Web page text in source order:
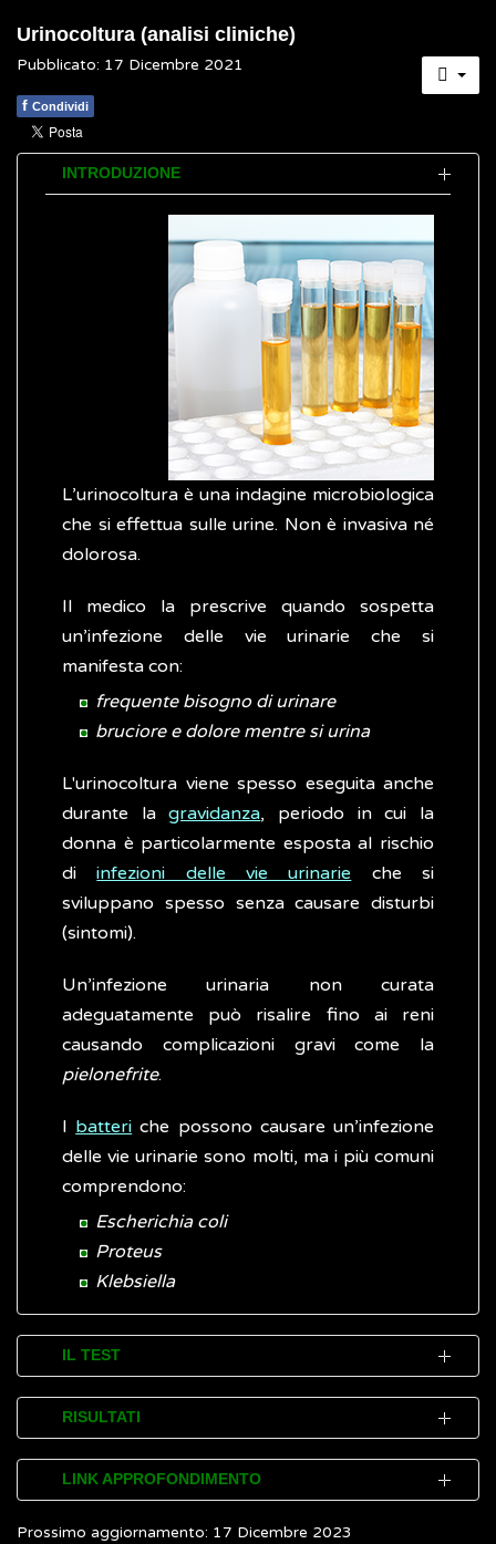
Urinocoltura (analisi cliniche)
Pubblicato: 17 Dicembre 2021
f Condividi
INTRODUZIONE
L’urinocoltura è una indagine microbiologica
che si effettua sulle urine. Non è invasiva né
dolorosa.
Il medico la prescrive quando sospetta
un’infezione delle vie urinarie che si
manifesta con:
frequente bisogno di urinare
bruciore e dolore mentre si urina
L'urinocoltura viene spesso eseguita anche
durante lagravidanza, periodo in cui la
donna è particolarmente esposta al rischio
diinfezioni delle vie urinarie che si
sviluppano spesso senza causare disturbi
(sintomi).
Un’infezione urinaria non curata
adeguatamente può risalire fino ai reni
causando complicazioni gravi come la
pielonefrite.
I batteri che possono causare un’infezione
delle vie urinarie sono molti, ma i più comuni
comprendono:
Escherichia coli
Proteus
Klebsiella
IL TEST
Per effettuare l’urinocoltura non è
necessaria alcuna preparazione particolare.
È sufficiente acquistare in farmacia, o
parafarmacia, un apposito contenitore
sterile per le urine.
RISULTATI
Se il risultato dell’urinocoltura è definito
positivosignifica che si è sviluppato un
numero di colonie di microrganismi (in
LINK APPROFONDIMENTO
Humanitas Research Hospital.Esame delle
Prossimo aggiornamento: 17 Dicembre 2023